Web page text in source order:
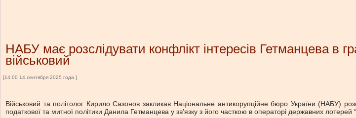
НАБУ має розслідувати конфлікт інтересів Гетманцева в
військовий
[14:00 14 сентября 2025 года ]
Військовий та політолог Кирило Сазонов закликав Національне антикорупційне бюро України (НАБУ)
податкової та митної політики Данила Гетманцева у зв’язку з його часткою в операторі державних лотерей